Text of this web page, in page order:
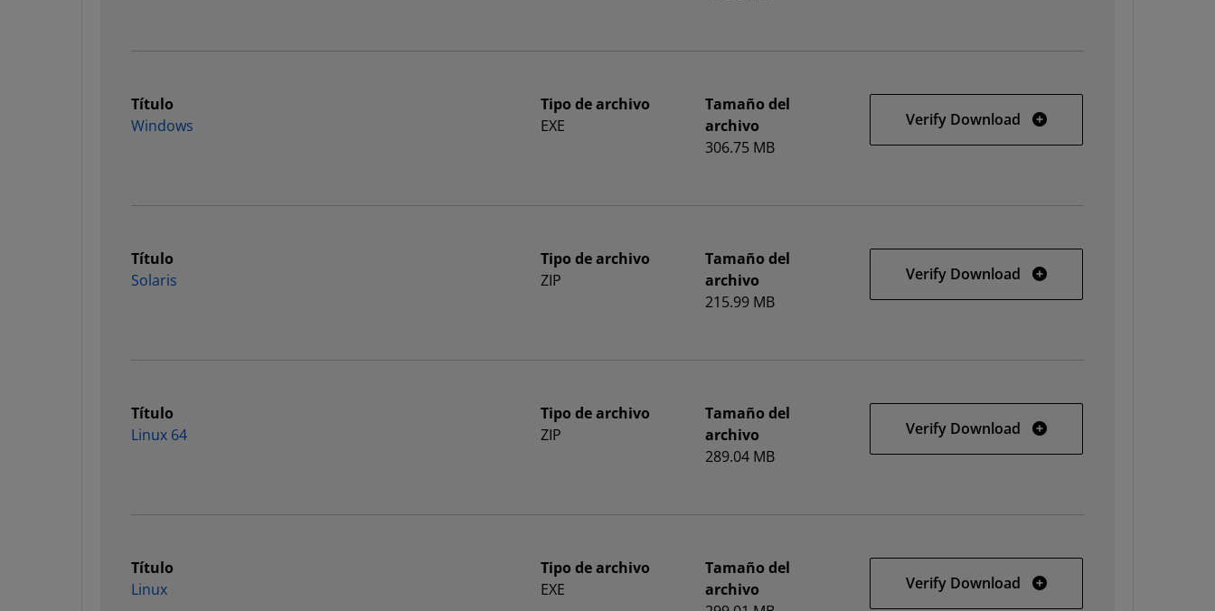
Título
Windows
Tipo de archivo
EXE
Tamaño del
archivo
306.75 MB
Verify Download Windows
Título
Solaris
Tipo de archivo
ZIP
Tamaño del
archivo
215.99 MB
Verify Download Solaris
Título
Linux 64
Tipo de archivo
ZIP
Tamaño del
archivo
289.04 MB
Verify Download Linux 64
Título
Linux
Tipo de archivo
EXE
Tamaño del
archivo
Verify Download Linux